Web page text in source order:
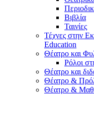
Βιβλία
Ταινίες
Τέχνες στην
Education
Θέατρο και
Ρόλοι
Θέατρο και
Θέατρο &
Θέατρο &